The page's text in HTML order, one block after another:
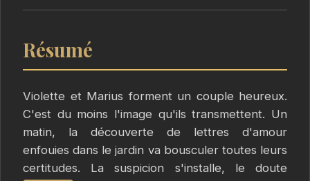
Résumé
Violette et Marius forment un couple heureux.
C'est du moins l'image qu'ils transmettent. Un
matin, la découverte de lettres d'amour
enfouies dans le jardin va bousculer toutes leurs
certitudes. La suspicion s'installe, le doute